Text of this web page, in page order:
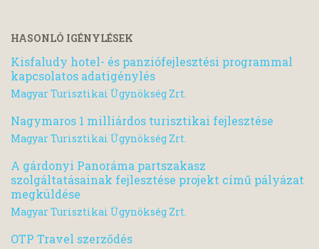
HASONLÓ IGÉNYLÉSEK
Kisfaludy hotel- és panziófejlesztési programmal
kapcsolatos adatigénylés
Magyar Turisztikai Ügynökség Zrt.
Nagymaros 1 milliárdos turisztikai fejlesztése
Magyar Turisztikai Ügynökség Zrt.
A gárdonyi Panoráma partszakasz
szolgáltatásainak fejlesztése projekt című pályázat
megküldése
Magyar Turisztikai Ügynökség Zrt.
OTP Travel szerződés